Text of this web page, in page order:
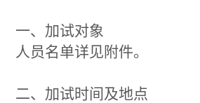
一、加试对象
人员名单详见附件。
二、加试时间及地点